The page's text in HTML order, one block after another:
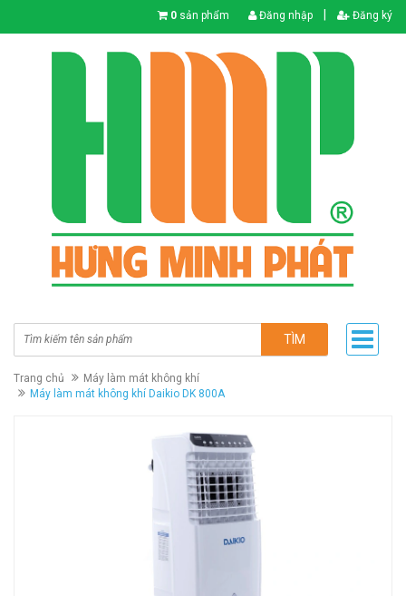
0 sản phẩm Đăng nhập Đăng ký
TÌM
Trang chủ
Máy làm mát không khí
Máy làm mát không khí Daikio DK 800A